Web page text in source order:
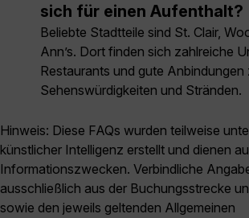
sich für einen Aufenthalt?
Beliebte Stadtteile sind St. Clair,
Ann’s. Dort finden sich zahlreiche
Restaurants und gute Anbindungen
Sehenswürdigkeiten und Stränden.
Hinweis: Diese FAQs wurden teilweise
künstlicher Intelligenz erstellt und dienen
Informationszwecken. Verbindliche
ausschließlich aus der Buchungsstrecke
sowie den jeweils geltenden Allgemeinen